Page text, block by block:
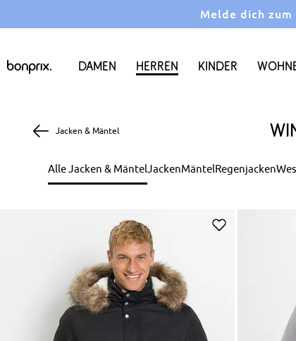
Melde dich
Damen Herren Kinder
Jacken & Mäntel
Alle Jacken & MäntelJackenMäntelRegenjacken